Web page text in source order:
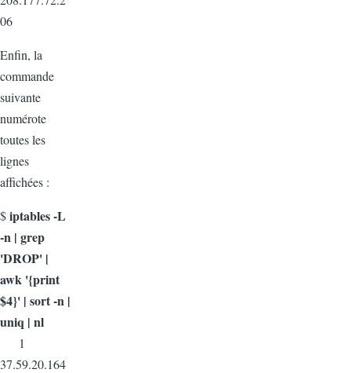
06
Enfin, la
commande
suivante
numérote
toutes les
lignes
affichées :
$iptables -L
-n | grep
'DROP' |
awk '{print
$4}' | sort -n |
uniq | nl
1
37.59.20.164